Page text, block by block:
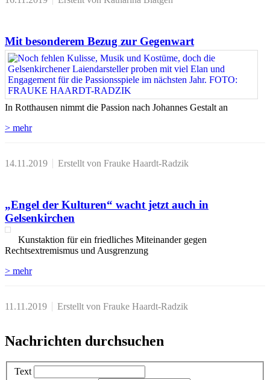
Mit besonderem Bezug zur Gegenwart
In Rotthausen nimmt die Passion nach Johannes Gestalt an
> mehr
14.11.2019 Erstellt von Frauke Haardt-Radzik
„Engel der Kulturen“ wacht jetzt auch in
Gelsenkirchen
Kunstaktion für ein friedliches Miteinander gegen
Rechtsextremismus und Ausgrenzung
> mehr
11.11.2019 Erstellt von Frauke Haardt-Radzik
Nachrichten durchsuchen
Text